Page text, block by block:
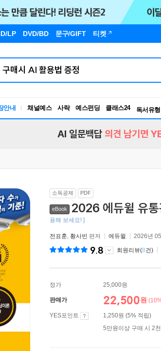
LP DVD/BD 문구/GIFT 티켓
안내 채널예스 사락 예스펀딩 클래스24
독서유
RBTI
AI 일문백답 의견 남기면
소득공제 PDF
eBook 2026 에듀윌 유
용해 보세요! ]
전표훈, 황사빈 편저 에듀윌 2026년
9.8 회원리뷰(8건)
정가 25,000원
판매가 22,500원
YES포인트
1,250원 (5% 적립)
5만원이상 구매 시 2